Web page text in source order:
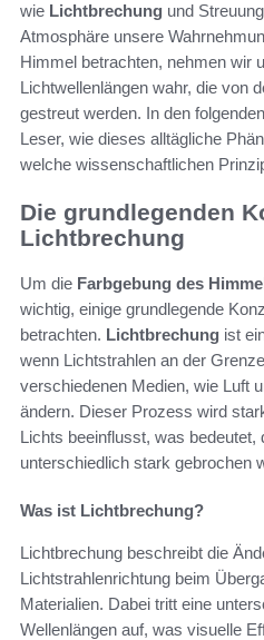
wie Lichtbrechung und
Atmosphäre unsere
Himmel betrachten, nehmen wir
Lichtwellenlängen wahr, die von
gestreut werden. In den
Leser, wie dieses alltägliche
welche wissenschaftlichen
Die grundlegenden
Lichtbrechung
Um die Farbgebung des
wichtig, einige grundlegende
betrachten. Lichtbrechung ist
wenn Lichtstrahlen an der
verschiedenen Medien, wie Luft
ändern. Dieser Prozess wird
Lichts beeinflusst, was
unterschiedlich stark gebrochen
Was ist Lichtbrechung?
Lichtbrechung beschreibt die
Lichtstrahlenrichtung beim
Materialien. Dabei tritt eine
Wellenlängen auf, was visuelle